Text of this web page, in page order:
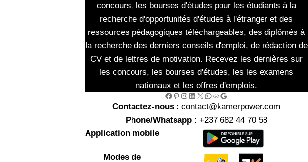
concours, les bourses d'études pour les étudiants à la
recherche d'opportunités d'études à l'étranger et des
ressources pédagogiques téléchargeables, des diplômés à
la recherche des derniers conseils d'emploi, de rédaction de
CV et de lettres de motivation. Recevez les dernières sur
les concours, les bourses d'études, les les examens
nationaux et les offres d'emplois.
Facebook Pinterest Instagram LinkedIn X WhatsApp Link Google
Contactez-nous : contact@kamerpower.com
Phone/Whatsapp: +237 682 44 70 58
Application mobile
Modes de